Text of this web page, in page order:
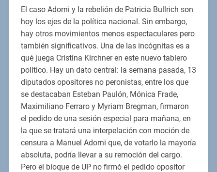
El caso Adorni y la rebelión de Patricia Bullrich son
hoy los ejes de la política nacional. Sin embargo,
hay otros movimientos menos espectaculares pero
también significativos. Una de las incógnitas es a
qué juega Cristina Kirchner en este nuevo tablero
político. Hay un dato central: la semana pasada, 13
diputados opositores no peronistas, entre los que
se destacaban Esteban Paulón, Mónica Frade,
Maximiliano Ferraro y Myriam Bregman, firmaron
el pedido de una sesión especial para mañana, en
la que se tratará una interpelación con moción de
censura a Manuel Adorni que, de votarlo la mayoría
absoluta, podría llevar a su remoción del cargo.
Pero el bloque de UP no firmó el pedido opositor